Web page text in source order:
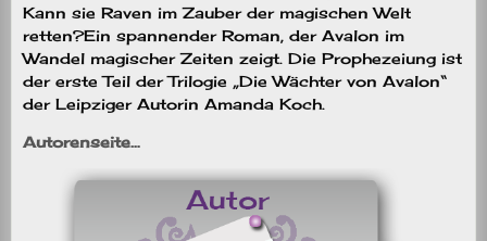
Kann sie Raven im Zauber der magischen Welt
retten?Ein spannender Roman, der Avalon im
Wandel magischer Zeiten zeigt. Die Prophezeiung ist
der erste Teil der Trilogie „Die Wächter von Avalon“
der Leipziger Autorin Amanda Koch.
Autorenseite…